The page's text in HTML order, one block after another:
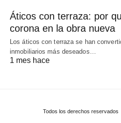
Áticos con terraza: por
corona en la obra nueva
Los áticos con terraza se han
inmobiliarios más deseados…
1 mes hace
Todos los derechos reservados